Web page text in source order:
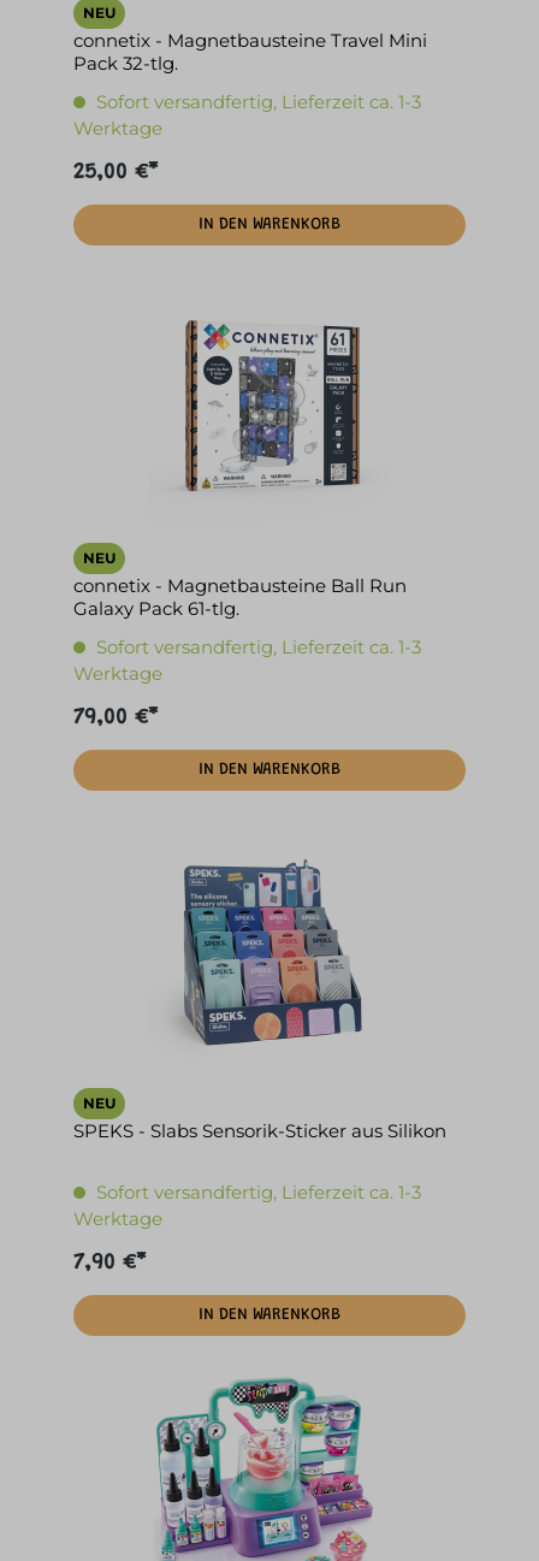
NEU
connetix - Magnetbausteine Travel Mini
Pack 32-tlg.
Sofort versandfertig, Lieferzeit ca. 1-3
Werktage
25,00 €*
IN DEN WARENKORB
NEU
connetix - Magnetbausteine Ball Run
Galaxy Pack 61-tlg.
Sofort versandfertig, Lieferzeit ca. 1-3
Werktage
79,00 €*
IN DEN WARENKORB
NEU
SPEKS - Slabs Sensorik-Sticker aus Silikon
Sofort versandfertig, Lieferzeit ca. 1-3
Werktage
7,90 €*
IN DEN WARENKORB